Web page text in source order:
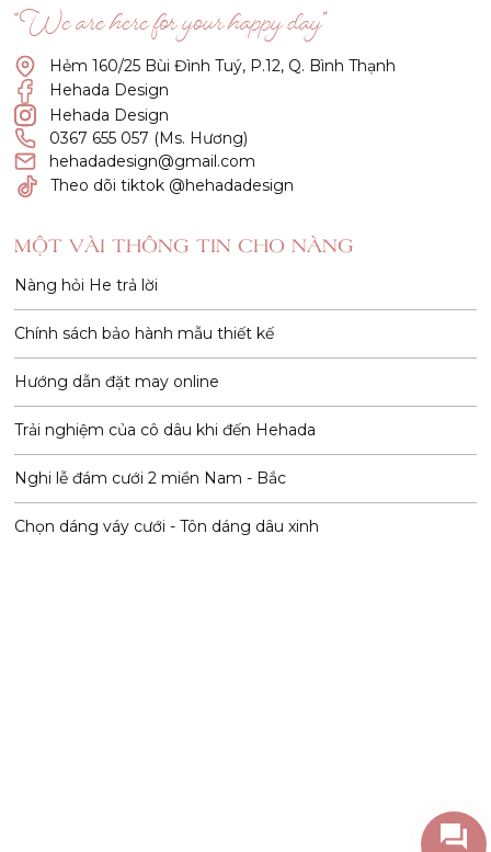
“We are here for your happy day”
Hẻm 160/25 Bùi Đình Tuý, P.12, Q. Bình Thạnh
Hehada Design
Hehada Design
0367 655 057 (Ms. Hương)
hehadadesign@gmail.com
Theo dõi tiktok @hehadadesign
MỘT VÀI THÔNG TIN CHO NÀNG
Nàng hỏi He trả lời
Chính sách bảo hành mẫu thiết kế
Hướng dẫn đặt may online
Trải nghiệm của cô dâu khi đến Hehada
Nghi lễ đám cưới 2 miền Nam - Bắc
Chọn dáng váy cưới - Tôn dáng dâu xinh